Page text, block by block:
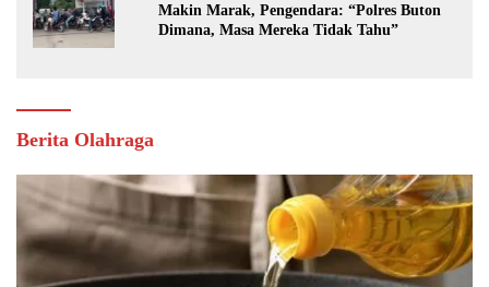
Makin Marak, Pengendara: “Polres Buton
Dimana, Masa Mereka Tidak Tahu”
Berita Olahraga